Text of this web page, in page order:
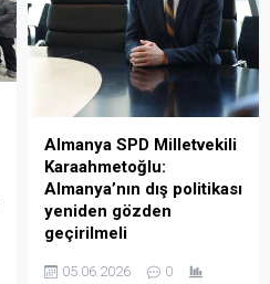
Almanya SPD Milletvekili
Karaahmetoğlu:
Almanya’nın dış politikası
yeniden gözden
geçirilmeli
(BERLİN)– Almanya SPD
05.06.2026 0